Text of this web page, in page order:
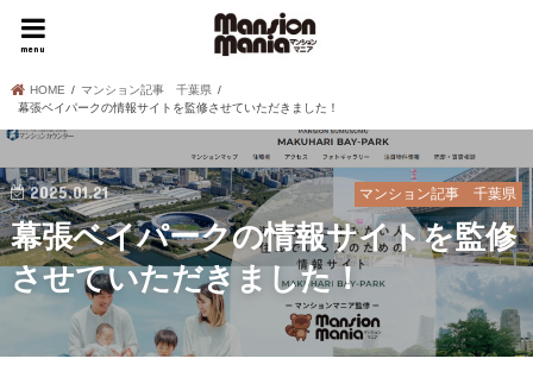
menu
HOME
マンション記事 千葉県
幕張ベイパークの情報サイトを監修させていただきました！
マンション記事 千葉県
2025.01.21
幕張ベイパークの情報サイトを監修
させていただきました！